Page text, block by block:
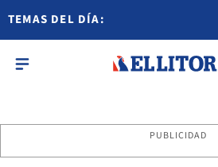
TEMAS DEL DÍA:
PUBLICIDAD